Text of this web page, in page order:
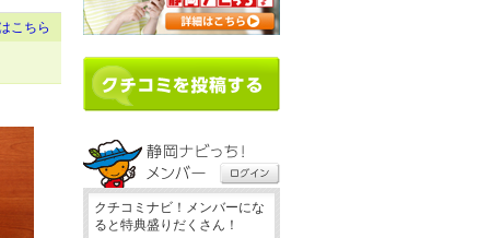
こちら
クチコミナビ！メンバーにな
ると特典盛りだくさん！